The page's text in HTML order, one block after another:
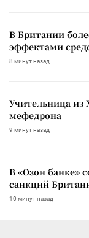
В Британии
эффектами
8 минут назад
Учительница из
мефедрона
9 минут назад
В «Озон банке»
санкций
10 минут назад